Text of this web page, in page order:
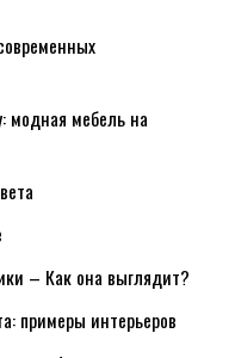
модная мебель на
– Как она выглядит?
примеры интерьеров